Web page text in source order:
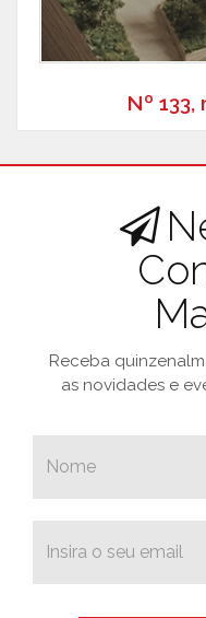
Nº
Receba
as novidades e